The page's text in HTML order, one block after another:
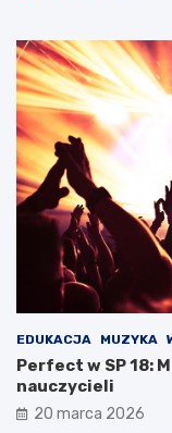
EDUKACJA MUZYKA
Perfect w SP 18:
nauczycieli
20 marca 2026